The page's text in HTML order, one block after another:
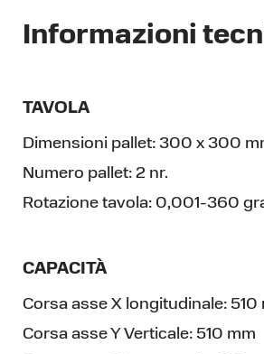
Informazioni
TAVOLA
Dimensioni pallet: 300 x 300
Numero pallet: 2 nr.
Rotazione tavola: 0,001-360
CAPACITÀ
Corsa asse X longitudinale: 510
Corsa asse Y Verticale: 510 mm